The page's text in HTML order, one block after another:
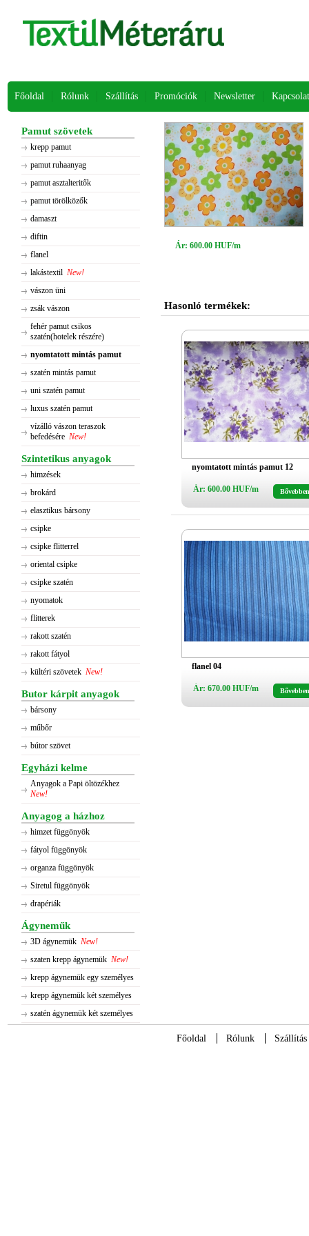
Főoldal Rólunk Szállítás Promóciók Newsletter Kapcsolat
Pamut szövetek
krepp pamut
pamut ruhaanyag
pamut asztalteritők
pamut törölközők
damaszt
diftin
flanel
lakástextil New!
vászon üni
zsák vászon
fehér pamut csikos
szatén(hotelek részére)
nyomtatott mintás pamut
szatén mintás pamut
uni szatén pamut
luxus szatén pamut
vízálló vászon teraszok
befedésére New!
Szintetikus anyagok
himzések
brokárd
elasztikus bársony
csipke
csipke flitterrel
oriental csipke
csipke szatén
nyomatok
flitterek
rakott szatén
rakott fátyol
kültéri szövetek New!
Butor kárpit anyagok
bársony
műbőr
bútor szövet
Egyházi kelme
Anyagok a Papi öltözékhez
New!
Anyagog a házhoz
himzet függönyök
fátyol függönyök
organza függönyök
Siretul függönyök
drapériák
Ágyneműk
3D ágynemük New!
szaten krepp ágynemük New!
krepp ágynemük egy személyes
krepp ágynemük két személyes
szatén ágynemük két személyes
Ár: 600.00 HUF/m
Hasonló termékek:
nyomtatott mintás pamut 12
Ár: 600.00 HUF/m Bővebben
flanel 04
Ár: 670.00 HUF/m Bővebben
Főoldal Rólunk Szállítás